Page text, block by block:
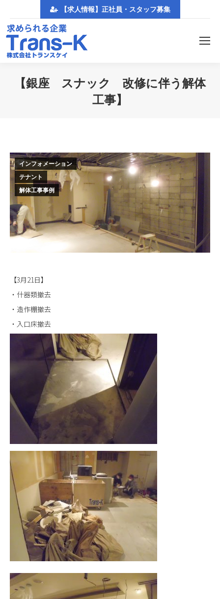
【求人情報】正社員・スタッフ募集
【銀座 スナック 改修に伴う解体
工事】
インフォメーション
テナント
解体工事事例
【3月21日】
・什器類撤去
・造作棚撤去
・入口床撤去